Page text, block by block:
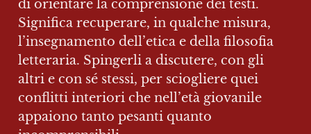
di orientare la comprensione dei testi.
Significa recuperare, in qualche misura,
l’insegnamento dell’etica e della filosofia
letteraria. Spingerli a discutere, con gli
altri e con sé stessi, per sciogliere quei
conflitti interiori che nell’età giovanile
appaiono tanto pesanti quanto